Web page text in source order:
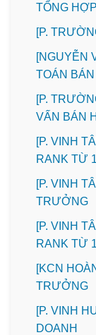
TỔNG HỢP
[P.
[NGUYỄN
TOÁN
[P.
VẤN BÁN
[P. VINH
RANK TỪ
[P. VINH
TRƯỞNG
[P. VINH
RANK TỪ
️[KCN
TRƯỞNG
️[P. VINH
DOANH